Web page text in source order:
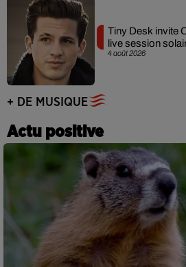
4 août 2026
Tiny Desk invite
live session
+ DE MUSIQUE
Actu positive